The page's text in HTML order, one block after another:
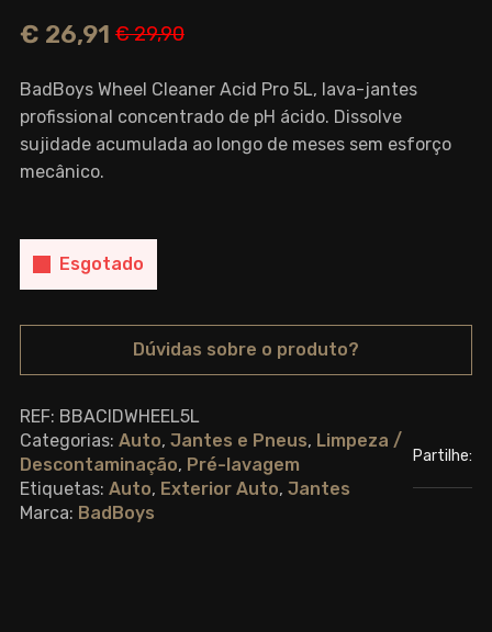
€29,90
O
preço
original
era:
€ 29,90.
€ 26,91
O
preço
atual
é:
€ 26,91.
BadBoys Wheel Cleaner Acid Pro 5L, lava-jantes
profissional concentrado de pH ácido. Dissolve
sujidade acumulada ao longo de meses sem esforço
mecânico.
Esgotado
Dúvidas sobre o produto?
REF: BBACIDWHEEL5L
Categorias: Auto, Jantes e Pneus, Limpeza /
Descontaminação, Pré-lavagem
Etiquetas: Auto, Exterior Auto, Jantes
Marca: BadBoys
Partilhe: